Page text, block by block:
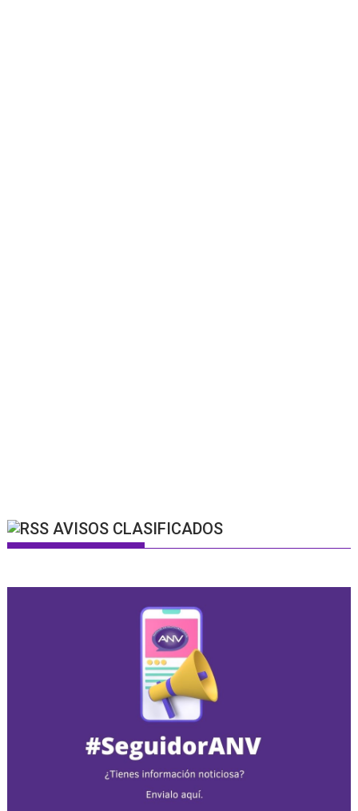
AVISOS CLASIFICADOS